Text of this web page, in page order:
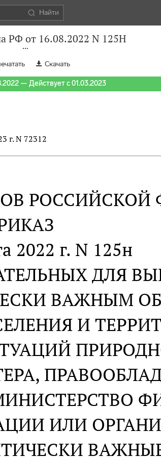
Найти
РФ от 16.08.2022 N 125Н
Скачать
— Действует с 01.03.2023
г. N 72312
РОССИЙСКОЙ
2022 г. N 125н
ДЛЯ
ВАЖНЫМ
И
ИЛИ